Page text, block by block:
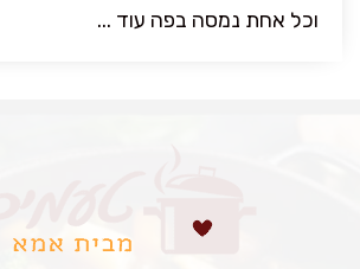
וכל אחת נמסה בפה עוד ...